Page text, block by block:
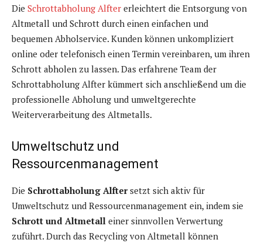
Die Schrottabholung Alfter erleichtert die Entsorgung von
Altmetall und Schrott durch einen einfachen und
bequemen Abholservice. Kunden können unkompliziert
online oder telefonisch einen Termin vereinbaren, um ihren
Schrott abholen zu lassen. Das erfahrene Team der
Schrottabholung Alfter kümmert sich anschließend um die
professionelle Abholung und umweltgerechte
Weiterverarbeitung des Altmetalls.
Umweltschutz und
Ressourcenmanagement
Die Schrottabholung Alftersetzt sich aktiv für
Umweltschutz und Ressourcenmanagement ein, indem sie
Schrott und Altmetall einer sinnvollen Verwertung
zuführt. Durch das Recycling von Altmetall können